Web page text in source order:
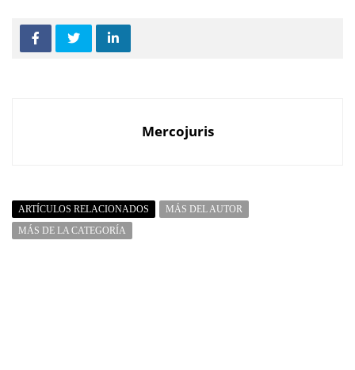
Mercojuris
ARTÍCULOS RELACIONADOS
MÁS DEL AUTOR
MÁS DE LA CATEGORÍA